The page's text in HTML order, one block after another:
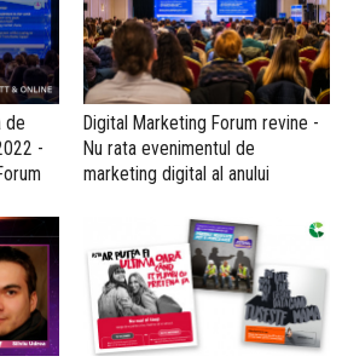
de
-
Digital Marketing Forum revine -
Nu rata evenimentul de
marketing digital al anului